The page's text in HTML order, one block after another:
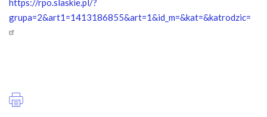
https://rpo.slaskie.pl/?
grupa=2&art1=1413186855&art=1&id_m=&kat=&katrodzic=